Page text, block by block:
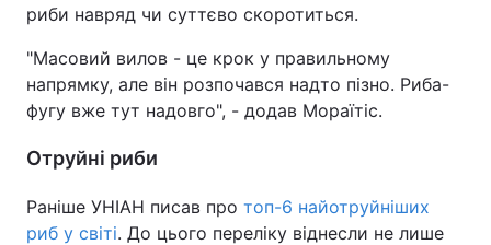
риби навряд чи суттєво скоротиться.
"Масовий вилов - це крок у правильному
напрямку, але він розпочався надто пізно. Риба-
фугу вже тут надовго", - додав Мораїтіс.
Отруйні риби
Раніше УНІАН писав про топ-6 найотруйніших
риб у світі. До цього переліку віднесли не лише